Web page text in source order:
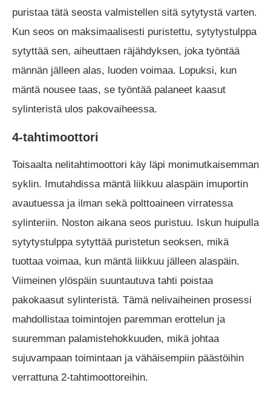
puristaa tätä seosta valmistellen sitä sytytystä varten.
Kun seos on maksimaalisesti puristettu, sytytystulppa
sytyttää sen, aiheuttaen räjähdyksen, joka työntää
männän jälleen alas, luoden voimaa. Lopuksi, kun
mäntä nousee taas, se työntää palaneet kaasut
sylinteristä ulos pakovaiheessa.
4-tahtimoottori
Toisaalta nelitahtimoottori käy läpi monimutkaisemman
syklin. Imutahdissa mäntä liikkuu alaspäin imuportin
avautuessa ja ilman sekä polttoaineen virratessa
sylinteriin. Noston aikana seos puristuu. Iskun huipulla
sytytystulppa sytyttää puristetun seoksen, mikä
tuottaa voimaa, kun mäntä liikkuu jälleen alaspäin.
Viimeinen ylöspäin suuntautuva tahti poistaa
pakokaasut sylinteristä. Tämä nelivaiheinen prosessi
mahdollistaa toimintojen paremman erottelun ja
suuremman palamistehokkuuden, mikä johtaa
sujuvampaan toimintaan ja vähäisempiin päästöihin
verrattuna 2-tahtimoottoreihin.